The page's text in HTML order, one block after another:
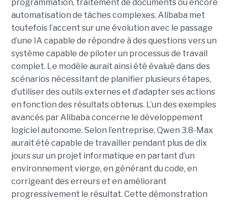
programmation, traitement de documents ou encore
automatisation de tâches complexes. Alibaba met
toutefois l’accent sur une évolution avec le passage
d’une IA capable de répondre à des questions vers un
système capable de piloter un processus de travail
complet. Le modèle aurait ainsi été évalué dans des
scénarios nécessitant de planifier plusieurs étapes,
d’utiliser des outils externes et d’adapter ses actions
en fonction des résultats obtenus. L’un des exemples
avancés par Alibaba concerne le développement
logiciel autonome. Selon l’entreprise, Qwen 3.8-Max
aurait été capable de travailler pendant plus de dix
jours sur un projet informatique en partant d’un
environnement vierge, en générant du code, en
corrigeant des erreurs et en améliorant
progressivement le résultat. Cette démonstration